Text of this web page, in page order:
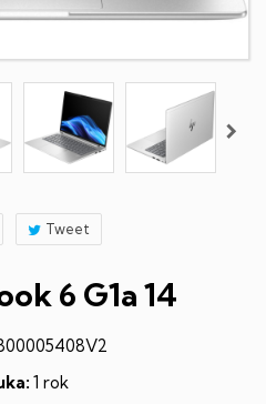
Tweet
6 G1a 14
1 rok